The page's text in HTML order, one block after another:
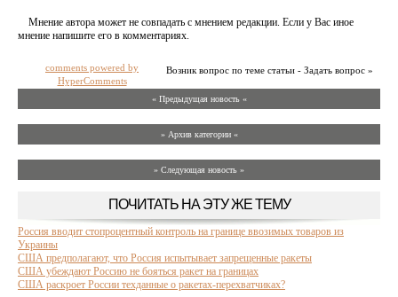
Мнение автора может не совпадать с мнением редакции. Если у Вас иное
мнение напишите его в комментариях.
Возник вопрос по теме статьи - Задать вопрос »
comments powered by
HyperComments
« Предыдущая новость «
» Архив категории «
» Следующая новость »
ПОЧИТАТЬ НА ЭТУ ЖЕ ТЕМУ
Россия вводит стопроцентный контроль на границе ввозимых товаров из
Украины
США предполагают, что Россия испытывает запрещенные ракеты
США убеждают Россию не бояться ракет на границах
США раскроет России техданные о ракетах-перехватчиках?